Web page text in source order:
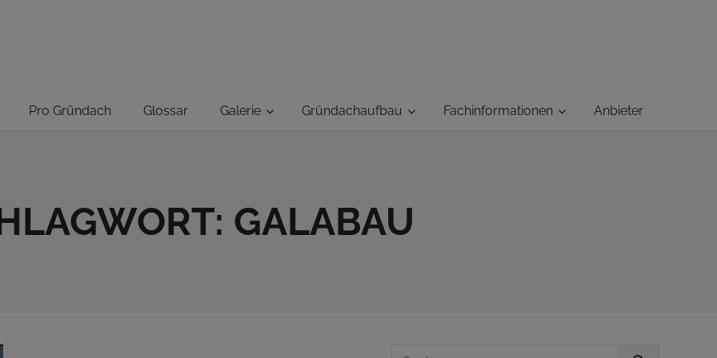
Pro Gründach Glossar Galerie Gründachaufbau Fachinformationen Anbieter
GALABAU
Suchen